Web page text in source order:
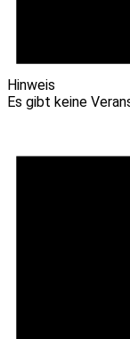
Hinweis
Es gibt keine